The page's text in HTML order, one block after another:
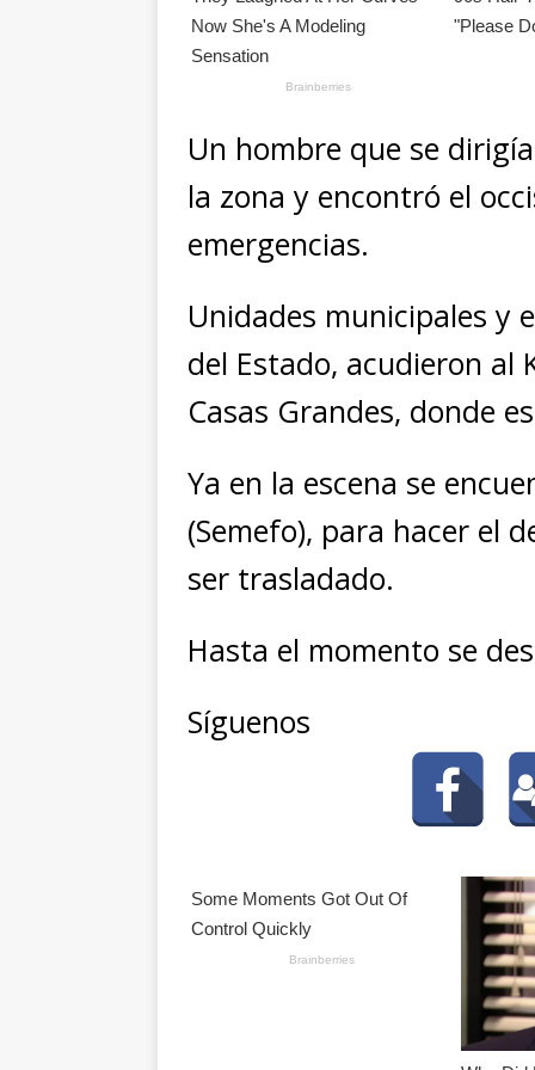
Un hombre que se
la zona y encontró el
emergencias.
Unidades municipales y
del Estado, acudieron al
Casas Grandes, donde
Ya en la escena se
(Semefo), para hacer el
ser trasladado.
Hasta el momento se
Síguenos